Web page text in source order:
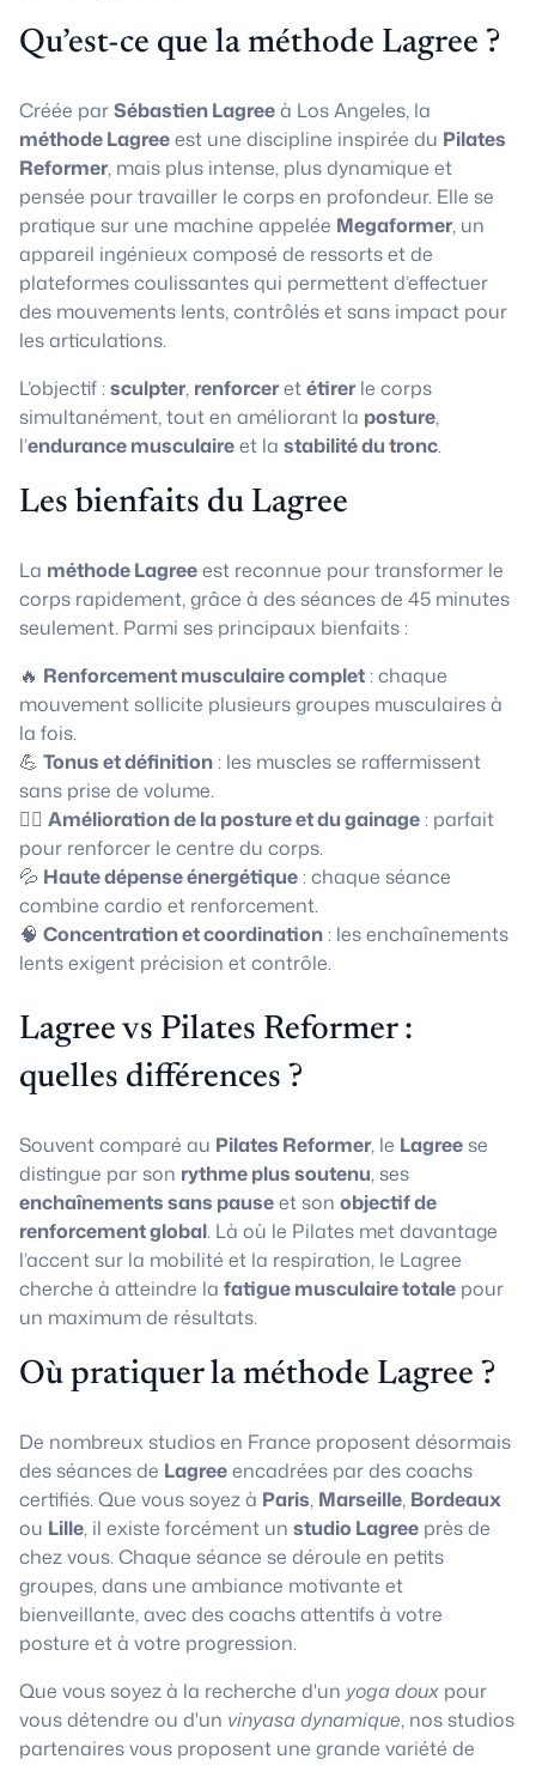
Qu’est-ce que la méthode Lagree ?
Créée parSébastien Lagreeà Los Angeles, la
méthode Lagreeest une discipline inspirée du Pilates
Reformer, mais plus intense, plus dynamique et
pensée pour travailler le corps en profondeur. Elle se
pratique sur une machine appelée Megaformer, un
appareil ingénieux composé de ressorts et de
plateformes coulissantes qui permettent d’effectuer
des mouvements lents, contrôlés et sans impact pour
les articulations.
L’objectif :sculpter, renforceretétirerle corps
simultanément, tout en améliorant la posture,
l’endurance musculaireet la stabilité du tronc.
Les bienfaits du Lagree
La méthode Lagreeest reconnue pour transformer le
corps rapidement, grâce à des séances de 45 minutes
seulement. Parmi ses principaux bienfaits :
🔥 Renforcement musculaire complet: chaque
mouvement sollicite plusieurs groupes musculaires à
la fois.
💪 Tonus et définition: les muscles se raffermissent
sans prise de volume.
🧘‍♀️ Amélioration de la posture et du gainage: parfait
pour renforcer le centre du corps.
💦 Haute dépense énergétique: chaque séance
combine cardio et renforcement.
🧠 Concentration et coordination: les enchaînements
lents exigent précision et contrôle.
Lagree vs Pilates Reformer :
quelles différences ?
Souvent comparé au Pilates Reformer, le Lagree se
distingue par son rythme plus soutenu, ses
enchaînements sans pauseet son objectif de
renforcement global. Là où le Pilates met davantage
l’accent sur la mobilité et la respiration, le Lagree
cherche à atteindre la fatigue musculaire totale pour
un maximum de résultats.
Où pratiquer la méthode Lagree ?
De nombreux studios en France proposent désormais
des séances de Lagreeencadrées par des coachs
certifiés. Que vous soyez à Paris, Marseille, Bordeaux
ou Lille, il existe forcément un studio Lagree près de
chez vous. Chaque séance se déroule en petits
groupes, dans une ambiance motivante et
bienveillante, avec des coachs attentifs à votre
posture et à votre progression.
Que vous soyez à la recherche d'un yoga doux pour
vous détendre ou d'un vinyasa dynamique, nos studios
partenaires vous proposent une grande variété de